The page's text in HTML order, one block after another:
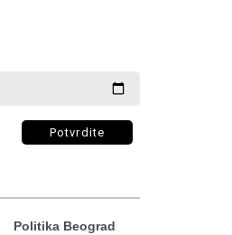
Potvrdite
Politika Beograd